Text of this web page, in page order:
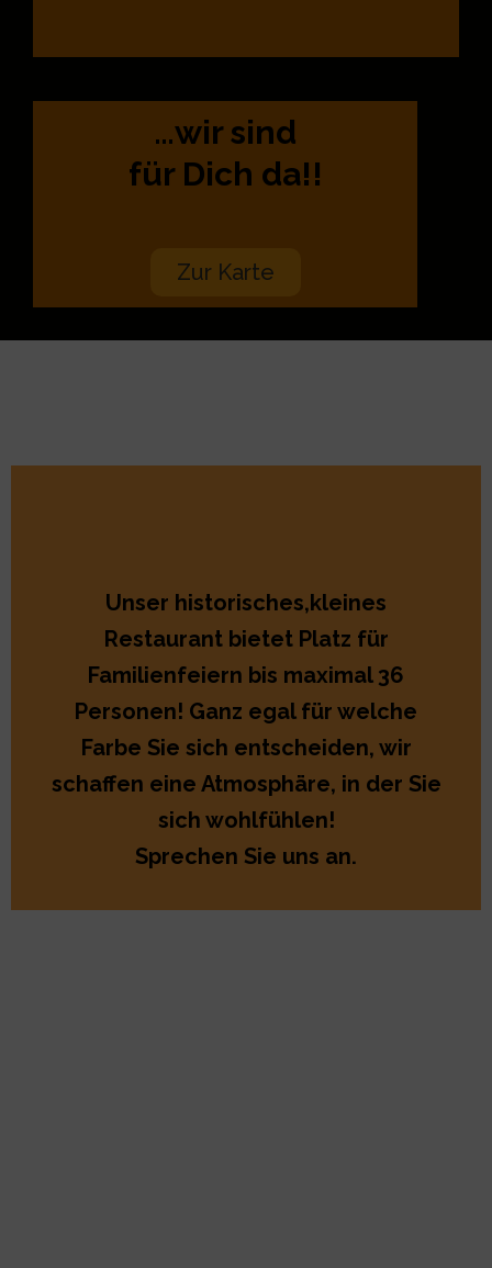
…wir sind
für Dich da!!
Zur Karte
Unser historisches,kleines
Restaurant bietet Platz für
Familienfeiern bis maximal 36
Personen! Ganz egal für welche
Farbe Sie sich entscheiden, wir
schaffen eine Atmosphäre, in der Sie
sich wohlfühlen!
Sprechen Sie uns an.